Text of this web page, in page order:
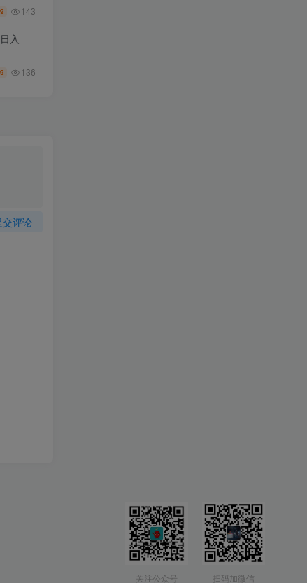
143
入
136
交评论
关注公众号 扫码加微信